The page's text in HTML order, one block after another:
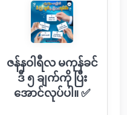
ဇန်နဝါရီလ မကုန်ခင်
ဒီ ၅ ချက်ကို ပြီး
အောင်လုပ်ပါ။ ✅